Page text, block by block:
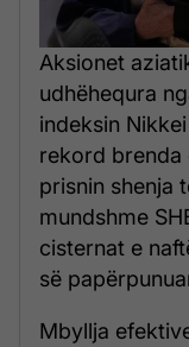
Aksionet
udhëhequra
indeksin
rekord brenda
prisnin shenja
mundshme
cisternat e
së
Mbyllja